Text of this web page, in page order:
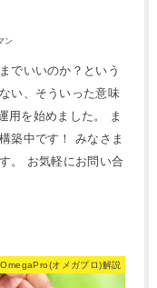
ン
でいいのか？という
い、そういった意味
用を始めました。 ま
築中です！ みなさま
。 お気軽にお問い合
OmegaPro(オメガプロ)解説